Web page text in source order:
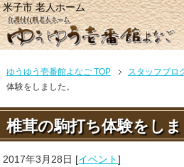
米子市 老人ホーム
ゆうゆう壱番館よなご TOP スタッフブロ
体験をしました。
椎茸の駒打ち体験をしま
2017年3月28日 [イベント]